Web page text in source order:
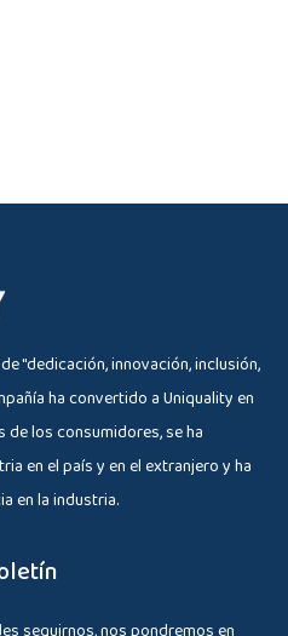
"dedicación, innovación, inclusión,
ha convertido a Uniquality en
los consumidores, se ha
en el país y en el extranjero y ha
en la industria.